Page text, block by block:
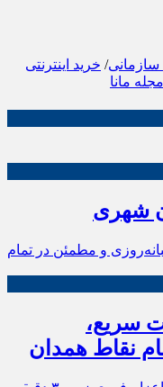
/ خرید اینترنتی
مجله مانا
شهری
سریع،
نقاط همدان